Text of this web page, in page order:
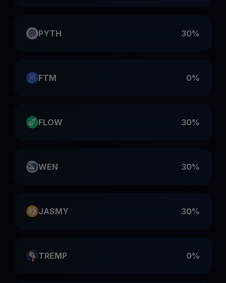
PYTH 30%
FTM 0%
FLOW 30%
WEN 30%
JASMY 30%
TREMP 0%